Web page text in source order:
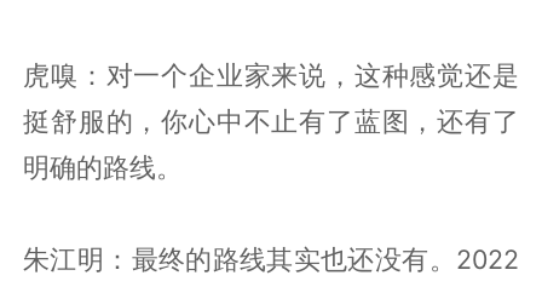
虎嗅：对一个企业家来说，这种感觉还是
挺舒服的，你心中不止有了蓝图，还有了
明确的路线。
朱江明：最终的路线其实也还没有。2022